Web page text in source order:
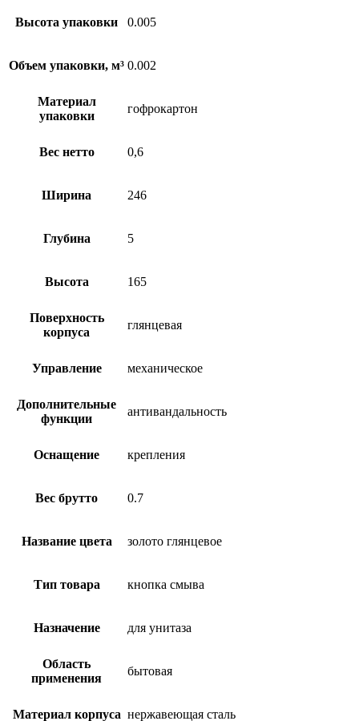
Высота упаковки 0.005
Объем упаковки, м³ 0.002
Материал
упаковки
гофрокартон
Вес нетто 0,6
Ширина 246
Глубина 5
Высота 165
Поверхность
корпуса
глянцевая
Управление механическое
Дополнительные
функции
антивандальность
Оснащение крепления
Вес брутто 0.7
Название цвета золото глянцевое
Тип товара кнопка смыва
Назначение для унитаза
Область
применения
бытовая
Материал корпуса нержавеющая сталь